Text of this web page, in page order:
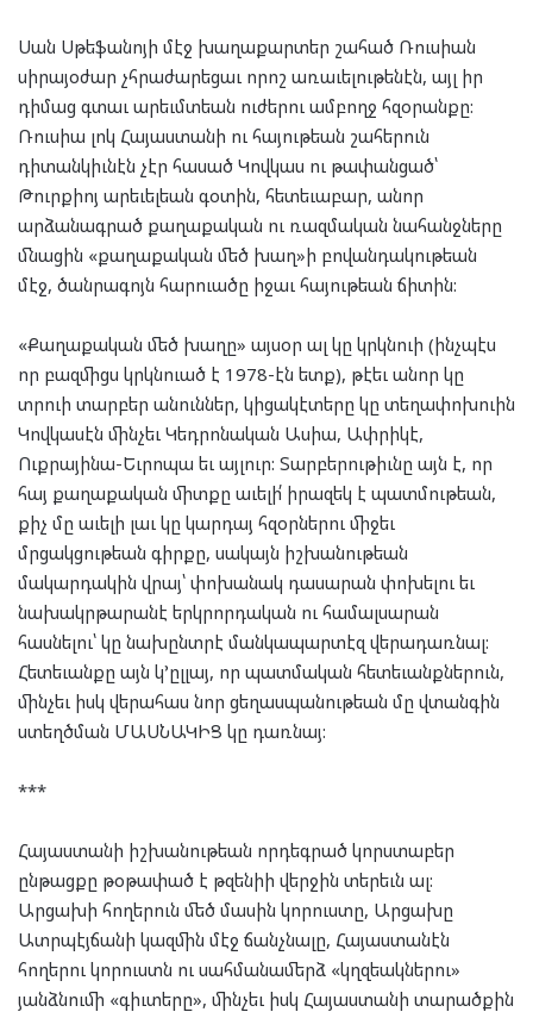
Սան Սթեֆանոյի մէջ խաղաքարտեր շահած Ռուսիան
սիրայօժար չհրաժարեցաւ որոշ առաւելութենէն, այլ իր
դիմաց գտաւ արեւմտեան ուժերու ամբողջ հզօրանքը:
Ռուսիա լոկ Հայաստանի ու հայութեան շահերուն
դիտանկիւնէն չէր հասած Կովկաս ու թափանցած՝
Թուրքիոյ արեւելեան գօտին, հետեւաբար, անոր
արձանագրած քաղաքական ու ռազմական նահանջները
մնացին «քաղաքական մեծ խաղ»ի բովանդակութեան
մէջ, ծանրագոյն հարուածը իջաւ հայութեան ճիտին:
«Քաղաքական մեծ խաղը» այսօր ալ կը կրկնուի (ինչպէս
որ բազմիցս կրկնուած է 1978-էն ետք), թէեւ անոր կը
տրուի տարբեր անուններ, կիցակէտերը կը տեղափոխուին
Կովկասէն մինչեւ Կեդրոնական Ասիա, Ափրիկէ,
Ուքրայինա-Եւրոպա եւ այլուր: Տարբերութիւնը այն է, որ
հայ քաղաքական միտքը աւելի՛ իրազեկ է պատմութեան,
քիչ մը աւելի լաւ կը կարդայ հզօրներու միջեւ
մրցակցութեան գիրքը, սակայն իշխանութեան
մակարդակին վրայ՝ փոխանակ դասարան փոխելու եւ
նախակրթարանէ երկրորդական ու համալսարան
հասնելու՝ կը նախընտրէ մանկապարտէզ վերադառնալ:
Հետեւանքը այն կ’ըլլայ, որ պատմական հետեւանքներուն,
մինչեւ իսկ վերահաս նոր ցեղասպանութեան մը վտանգին
ստեղծման ՄԱՍՆԱԿԻՑ կը դառնայ:
***
Հայաստանի իշխանութեան որդեգրած կորստաբեր
ընթացքը թօթափած է թզենիի վերջին տերեւն ալ:
Արցախի հողերուն մեծ մասին կորուստը, Արցախը
Ատրպէյճանի կազմին մէջ ճանչնալը, Հայաստանէն
հողերու կորուստն ու սահմանամերձ «կղզեակներու»
յանձնումի «գիւտերը», մինչեւ իսկ Հայաստանի տարածքին